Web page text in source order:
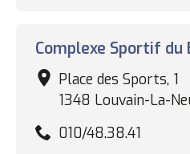
Complexe
sportif
Complexe Sportif du
Place des Sports, 1
1348 Louvain-La-
010/48.38.41